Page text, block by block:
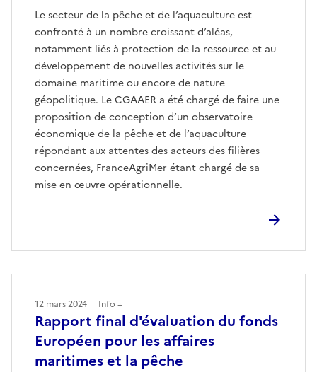
Le secteur de la pêche et de l’aquaculture est
confronté à un nombre croissant d’aléas,
notamment liés à protection de la ressource et au
développement de nouvelles activités sur le
domaine maritime ou encore de nature
géopolitique. Le CGAAER a été chargé de faire une
proposition de conception d’un observatoire
économique de la pêche et de l’aquaculture
répondant aux attentes des acteurs des filières
concernées, FranceAgriMer étant chargé de sa
mise en œuvre opérationnelle.
Rapport final d'évaluation du fonds
Européen pour les affaires
maritimes et la pêche
12 mars 2024 Info +